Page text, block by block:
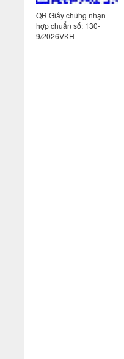
QR Giấy chứng nhận
hợp chuẩn số: 130-
9/2026VKH